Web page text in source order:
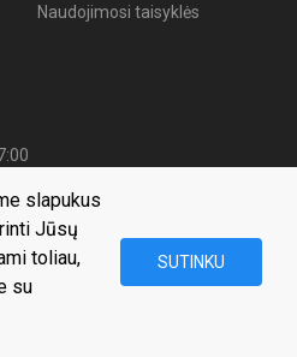
Naudojimosi taisyklės
geriausius pasiūlymus
slapukus
Jūsų
toliau,
su
SUTINKU